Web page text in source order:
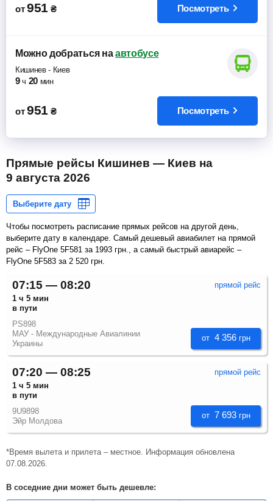
от 951 ₴ Посмотреть
Можно добратьсяна автобусе
Кишинев- Киев
9 ч 20 мин
от 951 ₴ Посмотреть
Прямые рейсы Кишинев — Киев на
9 августа 2026
Чтобы посмотреть расписание прямых рейсов на другой день,
выберите дату в календаре. Самый дешевый авиабилет на прямой
рейс – FlyOne 5F581 за 1993 грн.
, а самый быстрый авиарейс –
FlyOne 5F583 за 2 520 грн
07:15 — 08:20
1 ч 5 мин
в пути
от 4 356 грн
прямой рейс
PS898
МАУ - Международные Авиалинии
Украины
07:20 — 08:25
1 ч 5 мин
в пути
от 7 693 грн
прямой рейс
9U9898
Эйр Молдова
*Время вылета и прилета – местное. Информация обновлена
07.08.2026.
В соседние дни может быть дешевле: